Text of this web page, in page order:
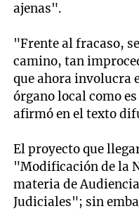
ajenas".
"Frente al fracaso,
camino, tan
que ahora involucra
órgano local como
afirmó en el texto
El proyecto que
"Modificación de la
materia de
Judiciales"; sin